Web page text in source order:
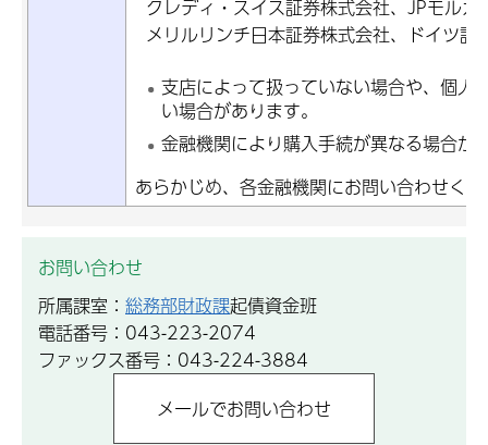
クレディ・スイス証券株式会社、JPモルガ
メリルリンチ日本証券株式会社、ドイツ証
支店によって扱っていない場合や、個人
い場合があります。
金融機関により購入手続が異なる場合が
あらかじめ、各金融機関にお問い合わせく
お問い合わせ
所属課室： 総務部財政課起債資金班
電話番号：043-223-2074
ファックス番号：043-224-3884